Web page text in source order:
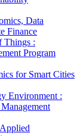
Data
Finance
Things :
Program
for Smart Cities
Environment :